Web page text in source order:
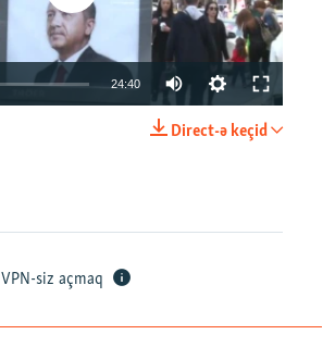
24:40
Direct-ə keçid
VPN-siz açmaq